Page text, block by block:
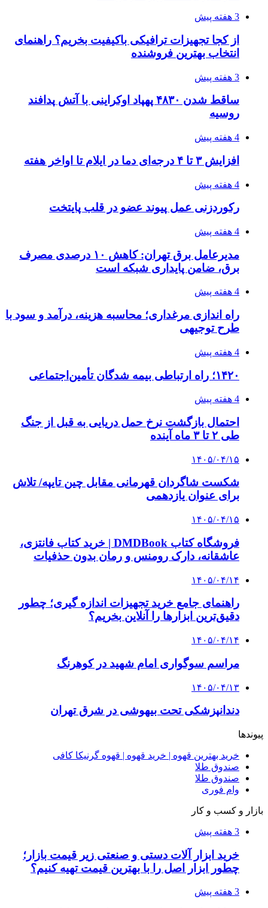
3 هفته پیش
از کجا تجهیزات ترافیکی باکیفیت بخریم؟ راهنمای
انتخاب بهترین فروشنده
3 هفته پیش
ساقط شدن ۴۸۳۰ پهپاد اوکراینی با آتش پدافند
روسیه
4 هفته پیش
افزایش ۳ تا ۴ درجه‌ای دما در ایلام تا اواخر هفته
4 هفته پیش
رکوردزنی عمل پیوند عضو در قلب پایتخت
4 هفته پیش
مدیرعامل برق تهران: کاهش ۱۰ درصدی مصرف
برق، ضامن پایداری شبکه است
4 هفته پیش
راه اندازی مرغداری؛ محاسبه هزینه، درآمد و سود با
طرح توجیهی
4 هفته پیش
۱۴۲۰؛ راه ارتباطی بیمه شدگان تأمین‌اجتماعی
4 هفته پیش
احتمال بازگشت نرخ حمل دریایی به قبل از جنگ
طی ۲ تا ۳ ماه آینده
۱۴۰۵/۰۴/۱۵
شکست شاگردان قهرمانی مقابل چین تایپه/ تلاش
برای عنوان یازدهمی
۱۴۰۵/۰۴/۱۵
فروشگاه کتاب DMDBook | خرید کتاب فانتزی،
عاشقانه، دارک رومنس و رمان بدون حذفیات
۱۴۰۵/۰۴/۱۴
راهنمای جامع خرید تجهیزات اندازه گیری؛ چطور
دقیق‌ترین ابزارها را آنلاین بخریم؟
۱۴۰۵/۰۴/۱۴
مراسم سوگواری امام شهید در کوهرنگ
۱۴۰۵/۰۴/۱۳
دندانپزشکی تحت بیهوشی در شرق تهران
پیوندها
خرید بهترین قهوه | خرید قهوه | قهوه گرنیکا کافی
صندوق طلا
صندوق طلا
وام فوری
بازار و کسب و کار
3 هفته پیش
خرید ابزار آلات دستی و صنعتی زیر قیمت بازار؛
چطور ابزار اصل را با بهترین قیمت تهیه کنیم؟
3 هفته پیش